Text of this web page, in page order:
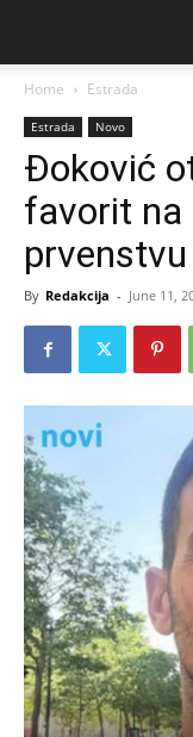
Home Estrada
Estrada Novo
Đoković
favorit na
prvenstvu
By Redakcija - June 11,